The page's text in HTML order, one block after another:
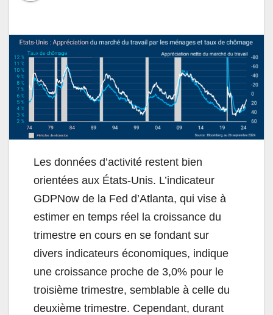
Les données d’activité restent bien
orientées aux États-Unis. L’indicateur
GDPNow de la Fed d’Atlanta, qui vise à
estimer en temps réel la croissance du
trimestre en cours en se fondant sur
divers indicateurs économiques, indique
une croissance proche de 3,0% pour le
troisième trimestre, semblable à celle du
deuxième trimestre. Cependant, durant